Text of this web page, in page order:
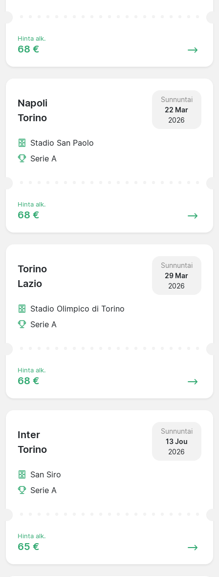
Hinta alk.
68 €
Napoli
Torino
Sunnuntai
22 Mar
2026
Stadio San Paolo
Serie A
Hinta alk.
68 €
Torino
Lazio
Sunnuntai
29 Mar
2026
Stadio Olimpico di Torino
Serie A
Hinta alk.
68 €
Inter
Torino
Sunnuntai
13 Jou
2026
San Siro
Serie A
Hinta alk.
65 €